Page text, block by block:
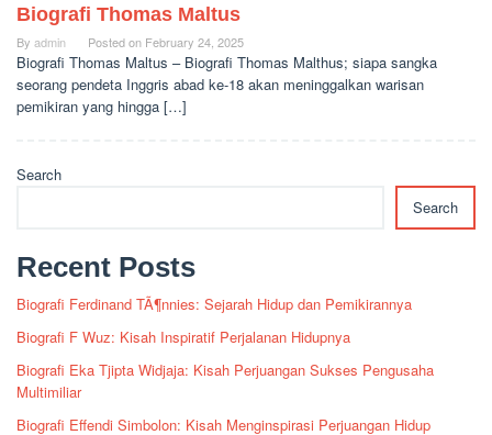
Biografi Thomas Maltus
By admin Posted on February 24, 2025
Biografi Thomas Maltus – Biografi Thomas Malthus; siapa sangka
seorang pendeta Inggris abad ke-18 akan meninggalkan warisan
pemikiran yang hingga […]
Search
Search
Recent Posts
Biografi Ferdinand TÃ¶nnies: Sejarah Hidup dan Pemikirannya
Biografi F Wuz: Kisah Inspiratif Perjalanan Hidupnya
Biografi Eka Tjipta Widjaja: Kisah Perjuangan Sukses Pengusaha
Multimiliar
Biografi Effendi Simbolon: Kisah Menginspirasi Perjuangan Hidup